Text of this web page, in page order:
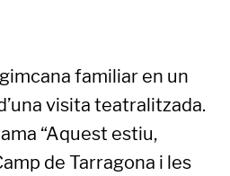
familiar en un
visita teatralitzada.
“Aquest estiu,
de Tarragona i les